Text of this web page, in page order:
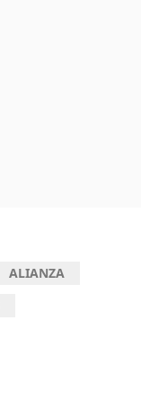
ALIANZA